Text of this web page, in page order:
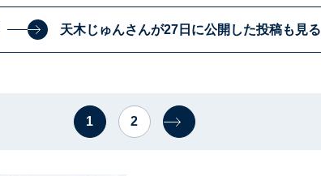
天木じゅんさんが27日に公開した投稿も見る
1 2